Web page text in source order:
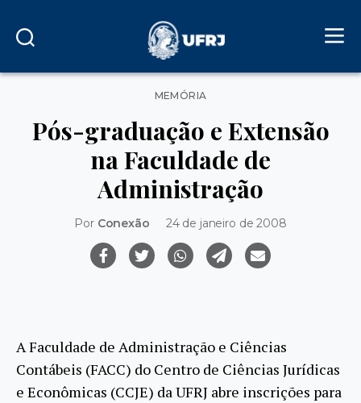
Categorias
MEMÓRIA
Pós-graduação e Extensão
na Faculdade de
Administração
Por Conexão 24 de janeiro de 2008
A Faculdade de Administração e Ciências
Contábeis (FACC) do Centro de Ciências Jurídicas
e Econômicas (CCJE) da UFRJ abre inscrições para